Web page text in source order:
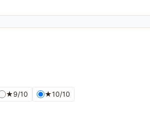
★9/10 ★10/10